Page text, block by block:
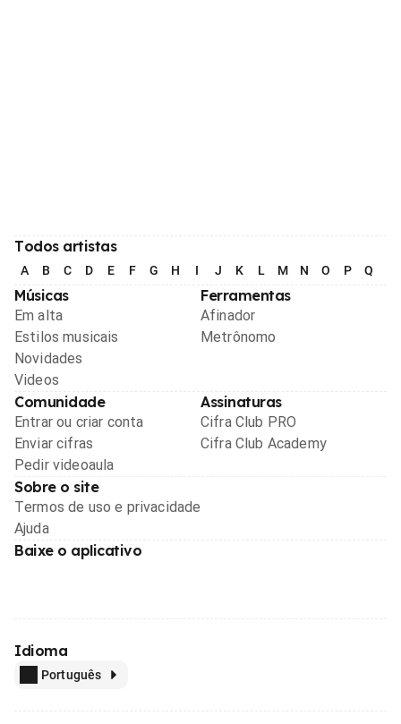
Todos artistas
A B C D E F G H I J K L M N O P Q
Músicas
Em alta
Estilos musicais
Novidades
Videos
Ferramentas
Afinador
Metrônomo
Comunidade
Entrar ou criar conta
Enviar cifras
Pedir videoaula
Assinaturas
Cifra Club PRO
Cifra Club Academy
Sobre o site
Termos de uso e privacidade
Ajuda
Baixe o aplicativo
Idioma
Português